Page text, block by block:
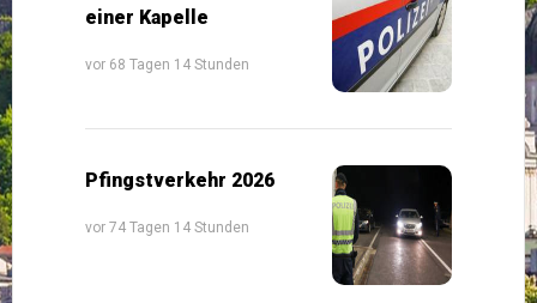
einer Kapelle
vor 68 Tagen 14 Stunden
Pfingstverkehr 2026
vor 74 Tagen 14 Stunden